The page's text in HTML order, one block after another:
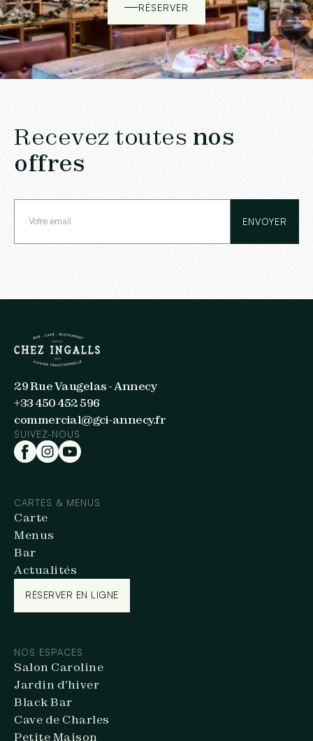
RÉSERVER
Recevez toutes nos
offres
29 Rue Vaugelas - Annecy
+33 450 452 596
commercial@gci-annecy.fr
SUIVEZ-NOUS
CARTES & MENUS
Carte
Menus
Bar
Actualités
RÉSERVER EN LIGNE
NOS ESPACES
Salon Caroline
Jardin d'hiver
Black Bar
Cave de Charles
Petite Maison